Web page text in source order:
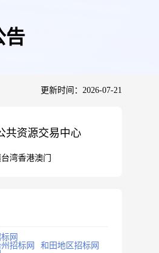
告
更新时间：2026-07-21
共资源交易中心
台湾香港澳门
网
招标网
和田地区招标网